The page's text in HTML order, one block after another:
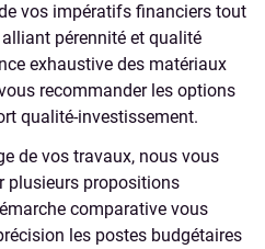
vos impératifs financiers tout
pérennité et qualité
exhaustive des matériaux
recommander les options
qualité-investissement.
de vos travaux, nous vous
plusieurs propositions
comparative vous
les postes budgétaires